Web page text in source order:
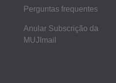
Perguntas frequentes
Anular Subscrição da
MUJImail